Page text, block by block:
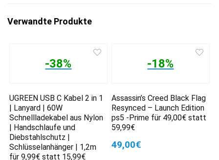
Verwandte Produkte
-38%
UGREEN USB C Kabel 2 in 1
| Lanyard | 60W
Schnellladekabel aus Nylon
| Handschlaufe und
Diebstahlschutz |
Schlüsselanhänger | 1,2m
für 9,99€ statt 15,99€
-18%
Assassin’s Creed Black Flag
Resynced – Launch Edition
ps5 -Prime für 49,00€ statt
59,99€
49,00€